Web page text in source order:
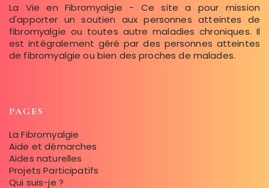
La Vie en Fibromyalgie - Ce site a pour mission
d'apporter un soutien aux personnes atteintes de
fibromyalgie ou toutes autre maladies chroniques. Il
est intégralement géré par des personnes atteintes
de fibromyalgie ou bien des proches de malades.
PAGES
La Fibromyalgie
Aide et démarches
Aides naturelles
Projets Participatifs
Qui suis-je ?